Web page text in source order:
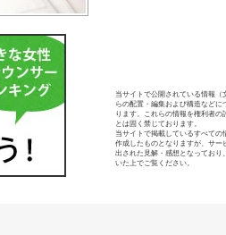
当サイトで公開されている情報
らの配置・編集および構造などに
ります。これらの情報を権利者の
とは固く禁じております。
当サイトで掲載しているすべての
作成したものとなりますが、サー
出された見解・感想となっており
いた上でご覧ください。